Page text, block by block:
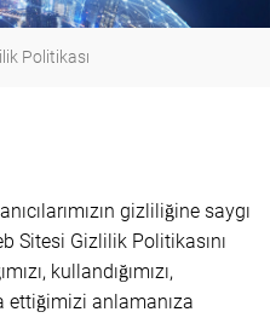
Politikası
gizliliğine saygı
Sitesi Gizlilik Politikasını
kullandığımızı,
ettiğimizi anlamanıza